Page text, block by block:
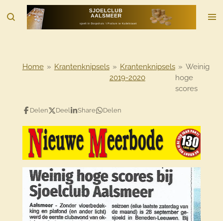
direct
Home » Krantenknipsels » Krantenknipsels
2019-2020
» Weinig
hoge
scores
Delen Deel Share Delen